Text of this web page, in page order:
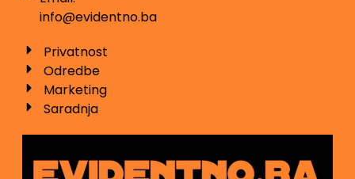
info@evidentno.ba
Privatnost
Odredbe
Marketing
Saradnja